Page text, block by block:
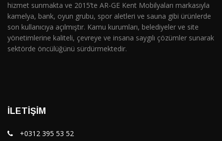
hizmet sunmakta ve 2015’te AR-GE Kent Mobilyaları markasıyla
kamelya, bank, oyun grubu, spor aletleri ve sauna gibi ürünlerde
son kullanıcıya açılmıştır. Kamu kurumları, belediyeler ve site
yönetimlerine kaliteli, çevreye ve insana saygılı çözümler sunarak
sektörde öncülüğünü sürdürmektedir.
İLETIŞIM
+0312 395 53 52